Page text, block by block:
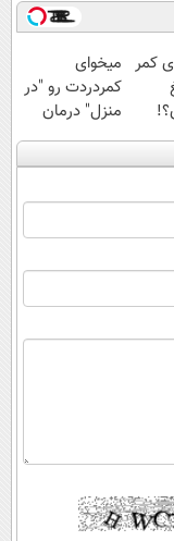
کمر
رو
میخوای
کمردردت رو "در
منزل" درمان
کنی؟ (◂فیلم +